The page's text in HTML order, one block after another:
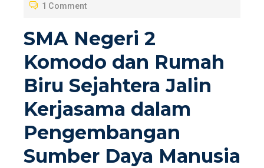
E
O
N
1 Comment
SMA Negeri 2
Komodo dan Rumah
Biru Sejahtera Jalin
Kerjasama dalam
Pengembangan
Sumber Daya Manusia